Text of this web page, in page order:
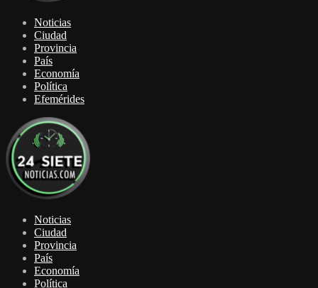
Noticias
Ciudad
Provincia
País
Economía
Política
Efemérides
Noticias
Ciudad
Provincia
País
Economía
Política